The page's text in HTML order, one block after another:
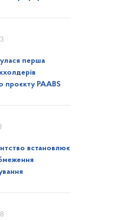
перша
проєкту PAABS
встановлює